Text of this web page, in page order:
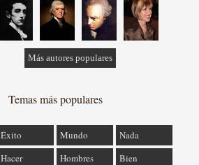
Más autores populares
Temas más populares
Éxito Mundo
Nada
Hacer Hombres
Bien